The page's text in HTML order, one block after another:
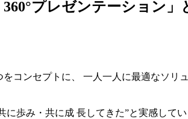
プレゼンテーション
コンセプトに、 一人一人に最適なソリ
歩み・共に成 長してきた”と実感してい